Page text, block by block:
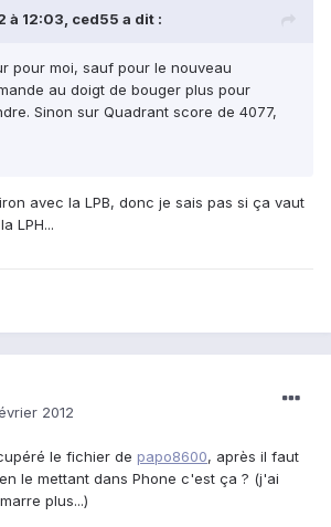
à 12:03, ced55 a dit :
pour moi, sauf pour le nouveau
au doigt de bouger plus pour
Sinon sur Quadrant score de 4077,
avec la LPB, donc je sais pas si ça vaut
LPH...
2012
le fichier de papo8600, après il faut
le mettant dans Phone c'est ça ? (j'ai
plus...)